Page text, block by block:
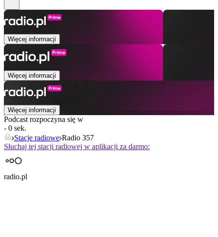
Więcej informacji
Więcej informacji
Więcej informacji
Podcast rozpoczyna się w
- 0 sek.
Stacje radiowe Radio 357
Słuchaj tej stacji radiowej w aplikacji za darmo:
radio.pl